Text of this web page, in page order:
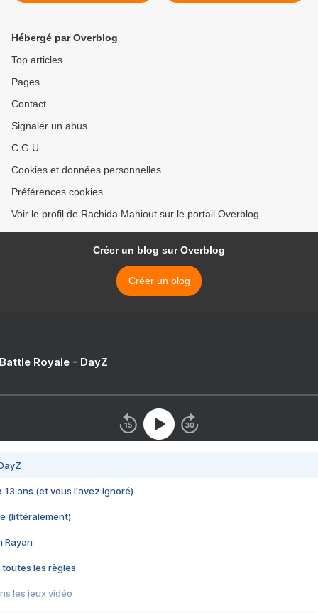
Hébergé par Overblog
Top articles
Pages
Contact
Signaler un abus
C.G.U.
Cookies et données personnelles
Préférences cookies
Voir le profil de Rachida Mahiout sur le portail Overblog
Créer un blog sur Overblog
Créer un blog
Royale - DayZ
13 ans (et vous l'avez ignoré)
(littéralement)
Rayan
toutes les règles
les jeux vidéo